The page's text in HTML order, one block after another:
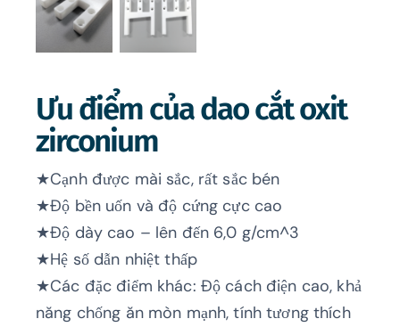
Ưu điểm của dao cắt oxit
zirconium
★Cạnh được mài sắc, rất sắc bén
★Độ bền uốn và độ cứng cực cao
★Độ dày cao – lên đến 6,0 g/cm^3
★Hệ số dẫn nhiệt thấp
★Các đặc điểm khác: Độ cách điện cao, khả
năng chống ăn mòn mạnh, tính tương thích